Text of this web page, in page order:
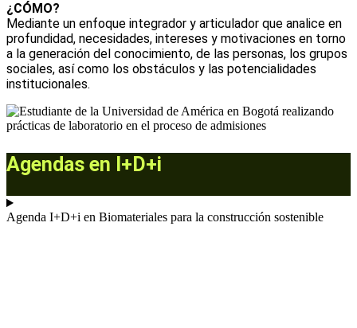
¿CÓMO?
Mediante un enfoque integrador y articulador que analice en
profundidad, necesidades, intereses y motivaciones en torno
a la generación del conocimiento, de las personas, los grupos
sociales, así como los obstáculos y las potencialidades
institucionales.
Agendas en I+D+i
Agenda I+D+i en Biomateriales para la construcción sostenible